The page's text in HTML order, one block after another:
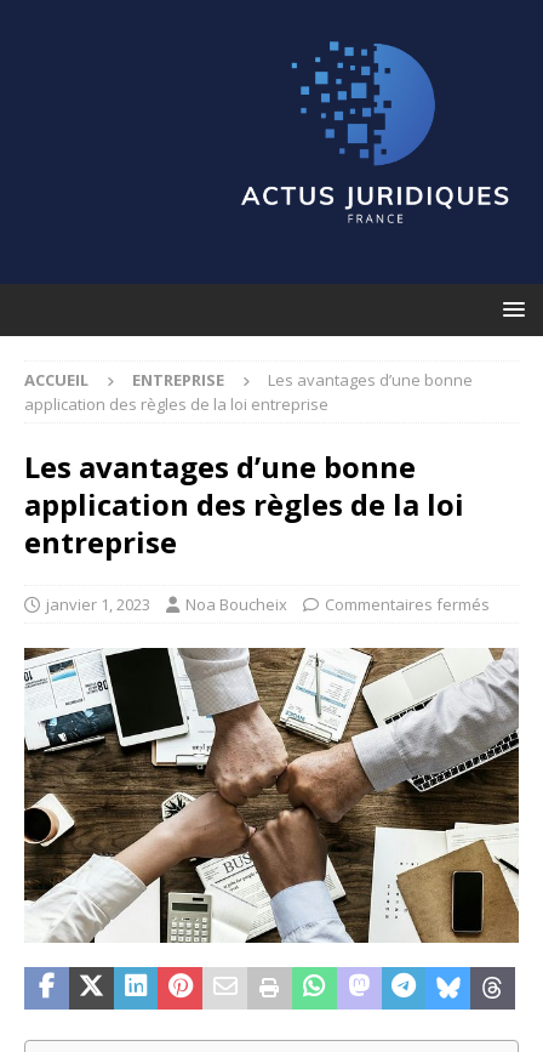
ACCUEIL ENTREPRISE
Les avantages d’une bonne
application des règles de la loi entreprise
Les avantages d’une bonne
application des règles de la loi
entreprise
janvier 1, 2023 Noa Boucheix Commentaires fermés